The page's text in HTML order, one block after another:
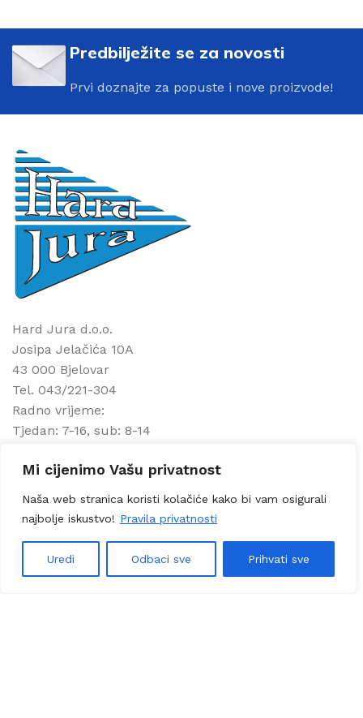
Mi cijenimo Vašu privatnost
Naša web stranica koristi kolačiće kako bi vam osigurali
najbolje iskustvo! Pravila privatnosti
Uredi Odbaci sve Prihvati sve
Predbilježite se za novosti
Prvi doznajte za popuste i nove proizvode!
Hard Jura d.o.o.
Josipa Jelačića 10A
43 000 Bjelovar
Tel. 043/221-304
Radno vrijeme:
Tjedan: 7-16, sub: 8-14
info@ejura.hr
Korisni linkovi
Uvijeti prodaje
Načini plaćanja